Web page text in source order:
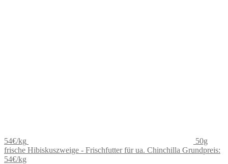
54€/kg
50g
frische Hibiskuszweige - Frischfutter für ua. Chinchilla Grundpreis:
54€/kg